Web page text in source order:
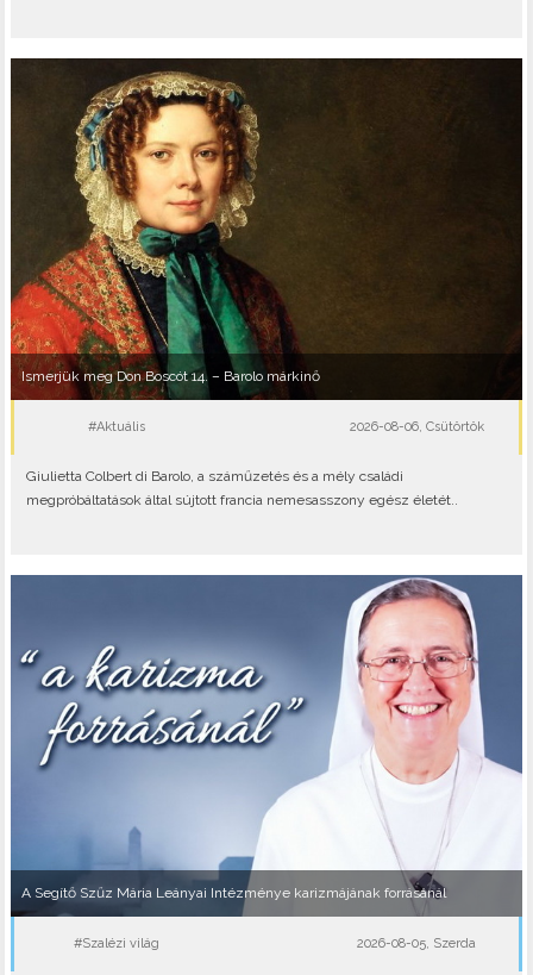
Ismerjük meg Don Boscót 14. – Barolo márkinő
#Aktuális 2026-08-06, Csütörtök
Giulietta Colbert di Barolo, a száműzetés és a mély családi
megpróbáltatások által sújtott francia nemesasszony egész életét..
A Segítő Szűz Mária Leányai Intézménye karizmájának forrásánál
#Szalézi világ 2026-08-05, Szerda